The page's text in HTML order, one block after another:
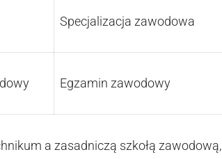
Specjalizacja zawodowa
Egzamin zawodowy
a zasadniczą szkołą zawodową,